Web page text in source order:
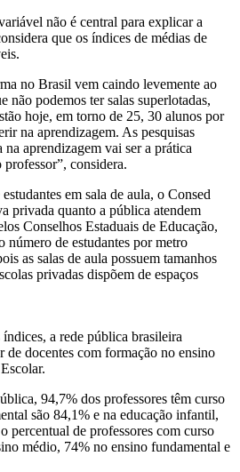
não é central para explicar a
que os índices de médias de
no Brasil vem caindo levemente ao
não podemos ter salas superlotadas,
hoje, em torno de 25, 30 alunos por
na aprendizagem. As pesquisas
aprendizagem vai ser a prática
considera.
em sala de aula, o Consed
privada quanto a pública atendem
Conselhos Estaduais de Educação,
número de estudantes por metro
as salas de aula possuem tamanhos
privadas dispõem de espaços
a rede pública brasileira
de docentes com formação no ensino
94,7% dos professores têm curso
são 84,1% e na educação infantil,
percentual de professores com curso
médio, 74% no ensino fundamental e